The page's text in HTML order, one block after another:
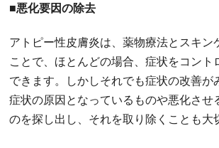
■悪化要因の除去
アトピー性皮膚炎は、薬物療法とスキン
ことで、ほとんどの場合、症状をコント
できます。しかしそれでも症状の改善が
症状の原因となっているものや悪化させ
のを探し出し、それを取り除くことも大